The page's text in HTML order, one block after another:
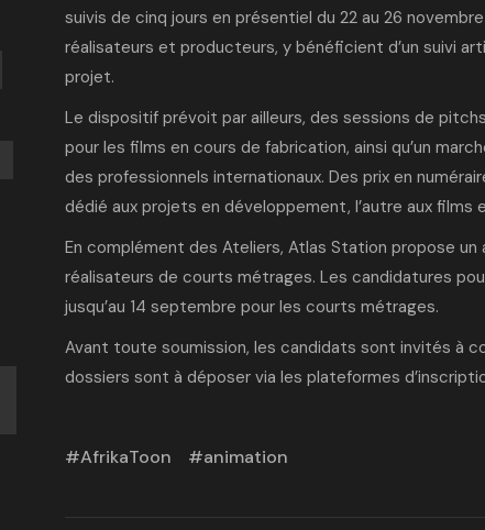
suivis de cinq jours en présentiel du 22 au 26
réalisateurs et producteurs, y bénéficient d’un suivi
projet.
Le dispositif prévoit par ailleurs, des sessions de
pour les films en cours de fabrication, ainsi qu’un
des professionnels internationaux. Des prix en
dédié aux projets en développement, l’autre aux
En complément des Ateliers, Atlas Station propose
réalisateurs de courts métrages. Les candidatures
jusqu’au 14 septembre pour les courts métrages.
Avant toute soumission, les candidats sont invités à
dossiers sont à déposer via les plateformes
AfrikaToon animation